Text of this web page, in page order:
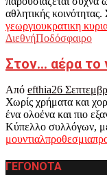
αθλητικής
γεωργιουκρατικη
ΔιεθνήΠοδόσφαιρο
Στον… αέρα το
Από efthia26
Χωρίς χρήματα και
ένα ολοένα και πιο
Κύπελλο συλλόγων,
μουντιαλπροθεσμια
ΓΕΓΟΝΟΤΑ